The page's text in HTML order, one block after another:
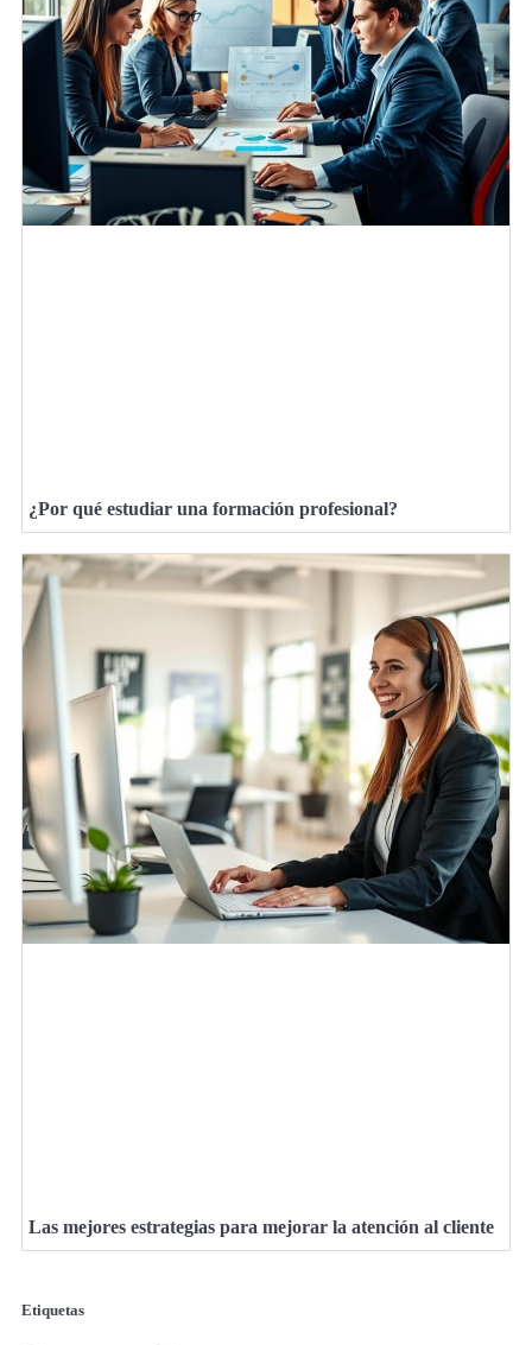
¿Por qué estudiar una formación profesional?
Las mejores estrategias para mejorar la atención al cliente
Etiquetas